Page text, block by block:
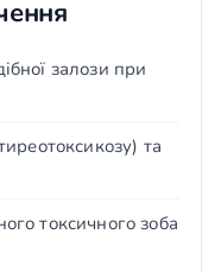
залози при
та
токсичного зоба